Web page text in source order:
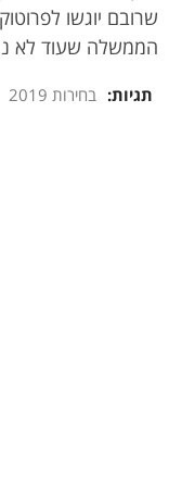
שרובם יוגשו
הממשלה שעוד לא
תגיות: בחירות 2019